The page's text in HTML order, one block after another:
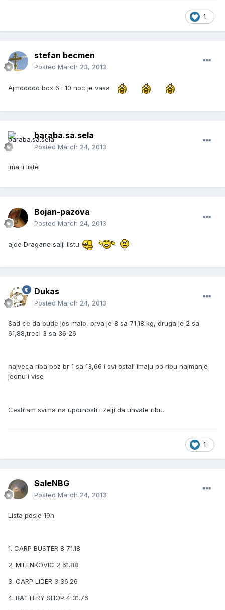
1
stefan becmen
Posted March 23, 2013
Ajmooooo box 6 i 10 noc je vasa
baraba.sa.sela
Posted March 24, 2013
ima li liste
Bojan-pazova
Posted March 24, 2013
ajde Dragane salji listu
Dukas
Posted March 24, 2013
Sad ce da bude jos malo, prva je 8 sa 71,18 kg, druga je 2 sa
61,88,treci 3 sa 36,26
najveca riba poz br 1 sa 13,66 i svi ostali imaju po ribu najmanje
jednu i vise
Cestitam svima na upornosti i zelji da uhvate ribu.
1
SaleNBG
Posted March 24, 2013
Lista posle 19h
1. CARP BUSTER 8 71.18
2. MILENKOVIC 2 61.88
3. CARP LIDER 3 36.26
4. BATTERY SHOP 4 31.76